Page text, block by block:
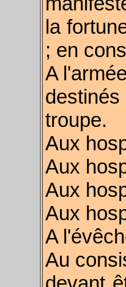
la
; en
A
troupe.
Aux
Aux
Aux
Aux
A
Au